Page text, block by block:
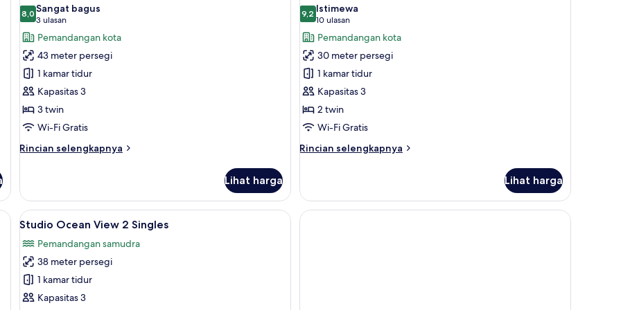
King
foto
untuk
Deluxe
Triples
3
Singles
8,08,0 dari 10
Sangat bagus
3 ulasan
(3
ulasan)
Pemandangan kota
43 meter persegi
1 kamar tidur
Kapasitas 3
3 twin
Wi-Fi Gratis
Rincian selengkapnya
Rincian
Deluxe
Triples
3
Lihat harga
foto
untuk
Deluxe
2
Singles
9,29,2 dari 10
Istimewa
10 ulasan
(10
ulasan)
Pemandangan kota
30 meter persegi
1 kamar tidur
Kapasitas 3
2 twin
Wi-Fi Gratis
Rincian selengkapnya
Rincian
Deluxe
Singles
Lihat harga
kamar tidur, minibar, brankas, dan meja kerja
Lihat
semua
foto
untuk
Studio
Ocean
Studio Ocean View 2 Singles | 1 kamar tidur, minibar, brankas, dan meja kerja
5
Studio Ocean View 2 Singles
Pemandangan samudra
38 meter persegi
1 kamar tidur
Kapasitas 3